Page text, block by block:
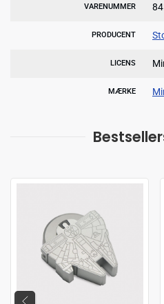
VARENUMMER
PRODUCENT
LICENS
MÆRKE